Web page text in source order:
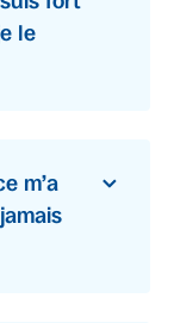
le
m’a